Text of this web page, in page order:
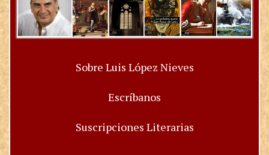
Sobre Luis López Nieves
Escríbanos
Suscripciones Literarias